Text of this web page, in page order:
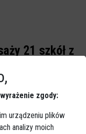
21 szkół z
zgody:
urządzeniu plików
analizy moich